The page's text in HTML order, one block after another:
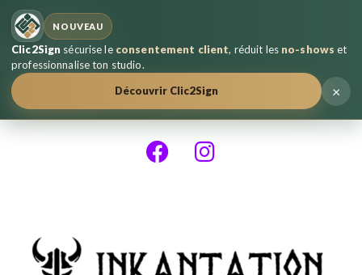
NOUVEAU
Clic2Sign sécurise le consentement client, réduit les no-shows et
professionnalise ton studio.
Découvrir Clic2Sign
×